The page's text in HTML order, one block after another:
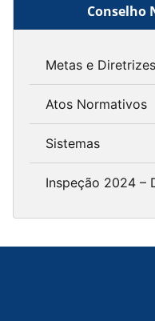
Conselho
Metas e
Atos Normativos
Sistemas
Inspeção 2024 –